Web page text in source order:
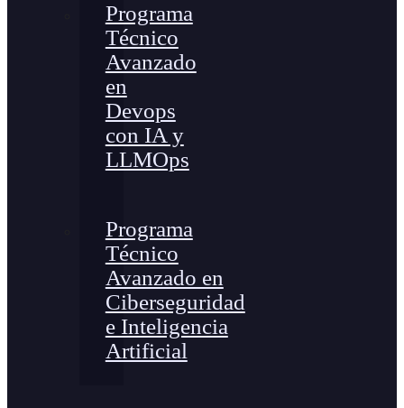
Programa
Técnico
Avanzado
en
Devops
con IA y
LLMOps
Programa
Técnico
Avanzado en
Ciberseguridad
e Inteligencia
Artificial